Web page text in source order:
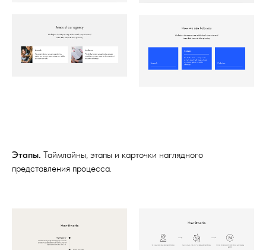
Этапы. Таймлайны, этапы и карточки наглядного
представления процесса.